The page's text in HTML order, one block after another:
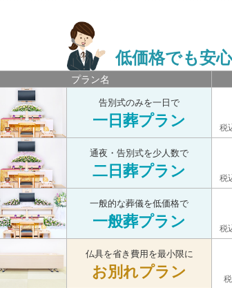
低価格でも安心
プラン名
告別式のみを一日で
一日葬プラン 税
通夜・告別式を少人数で
二日葬プラン 税
一般的な葬儀を低価格で
一般葬プラン 税
仏具を省き費用を最小限に
お別れプラン